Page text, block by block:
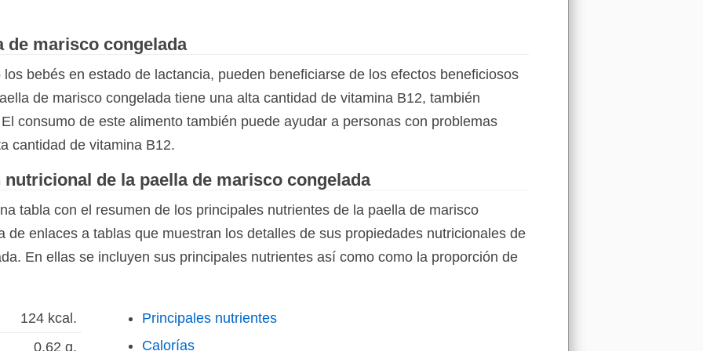
de marisco congelada
bebés en estado de lactancia, pueden beneficiarse de los efectos beneficiosos
de marisco congelada tiene una alta cantidad de vitamina B12, también
consumo de este alimento también puede ayudar a personas con problemas
cantidad de vitamina B12.
de la paella de marisco congelada
tabla con el resumen de los principales nutrientes de la paella de marisco
de enlaces a tablas que muestran los detalles de sus propiedades nutricionales de
En ellas se incluyen sus principales nutrientes así como como la proporción de
124 kcal.
0,62 g.
Principales nutrientes
Calorías